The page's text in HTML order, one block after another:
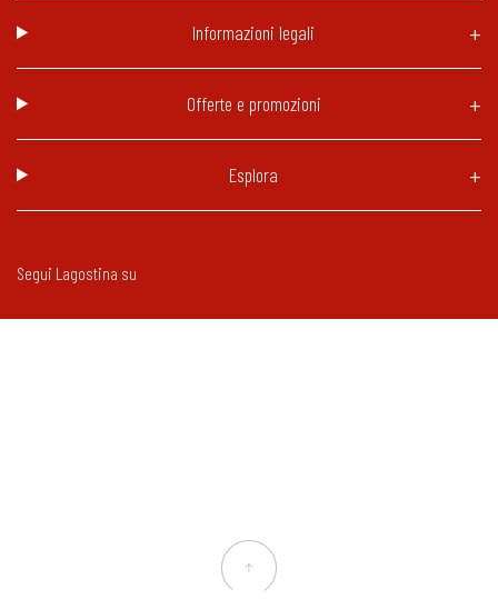
Informazioni legali
Offerte e promozioni
Esplora
Segui Lagostina su